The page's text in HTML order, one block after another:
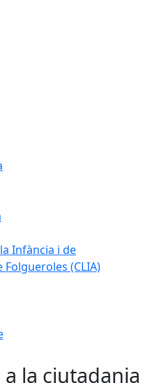
Infància i de
Folgueroles (CLIA)
la ciutadania